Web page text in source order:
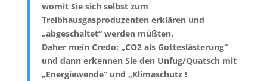
womit Sie sich selbst zum
Treibhausgasproduzenten erklären und
„abgeschaltet“ werden müßten.
Daher mein Credo: „CO2 als Gotteslästerung“
und dann erkennen Sie den Unfug/Quatsch mit
„Energiewende“ und „Klimaschutz !